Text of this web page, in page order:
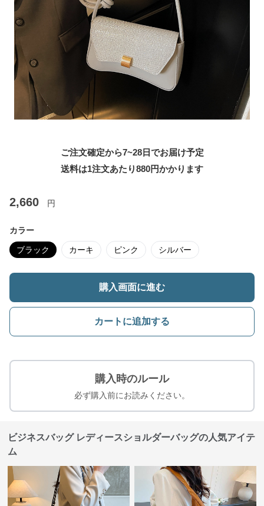
ご注文確定から7~28日でお届け予定
送料は1注文あたり880円かかります
2,660 円
カラー
ブラック カーキ ピンク シルバー
購入画面に進む
カートに追加する
購入時のルール
必ず購入前にお読みください。
ビジネスバッグ レディースショルダーバッグの人気アイテ
ム